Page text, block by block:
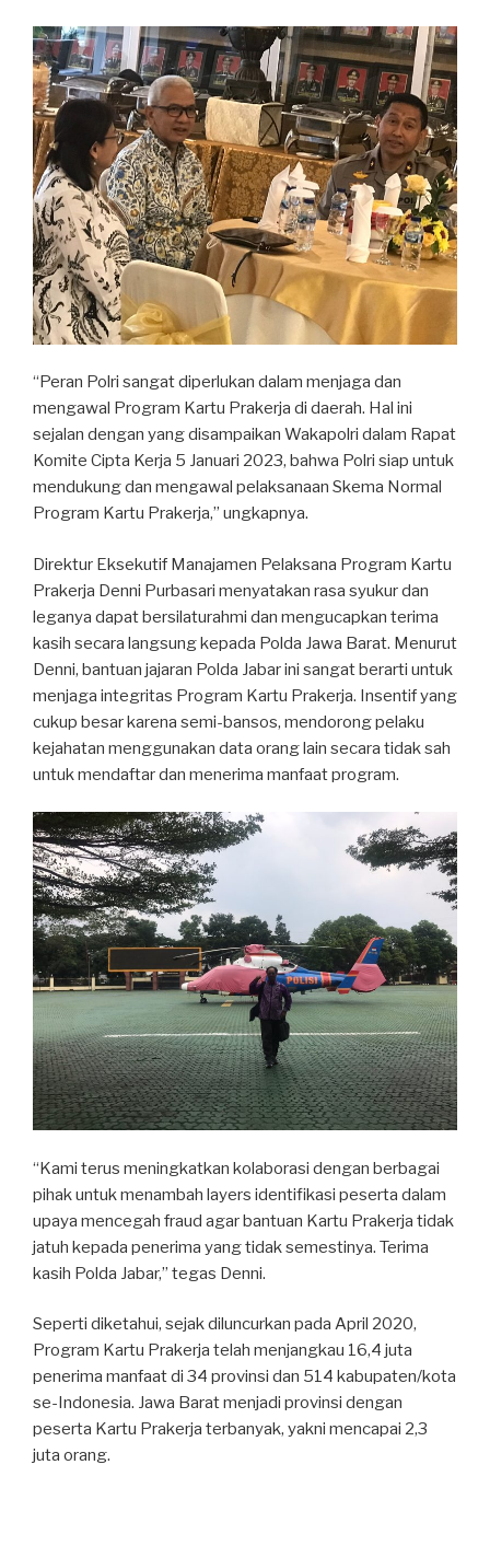
“Peran Polri sangat diperlukan dalam menjaga dan
mengawal Program Kartu Prakerja di daerah. Hal ini
sejalan dengan yang disampaikan Wakapolri dalam Rapat
Komite Cipta Kerja 5 Januari 2023, bahwa Polri siap untuk
mendukung dan mengawal pelaksanaan Skema Normal
Program Kartu Prakerja,” ungkapnya.
Direktur Eksekutif Manajamen Pelaksana Program Kartu
Prakerja Denni Purbasari menyatakan rasa syukur dan
leganya dapat bersilaturahmi dan mengucapkan terima
kasih secara langsung kepada Polda Jawa Barat. Menurut
Denni, bantuan jajaran Polda Jabar ini sangat berarti untuk
menjaga integritas Program Kartu Prakerja. Insentif yang
cukup besar karena semi-bansos, mendorong pelaku
kejahatan menggunakan data orang lain secara tidak sah
untuk mendaftar dan menerima manfaat program.
“Kami terus meningkatkan kolaborasi dengan berbagai
pihak untuk menambah layers identifikasi peserta dalam
upaya mencegah fraud agar bantuan Kartu Prakerja tidak
jatuh kepada penerima yang tidak semestinya. Terima
kasih Polda Jabar,” tegas Denni.
Seperti diketahui, sejak diluncurkan pada April 2020,
Program Kartu Prakerja telah menjangkau 16,4 juta
penerima manfaat di 34 provinsi dan 514 kabupaten/kota
se-Indonesia. Jawa Barat menjadi provinsi dengan
peserta Kartu Prakerja terbanyak, yakni mencapai 2,3
juta orang.